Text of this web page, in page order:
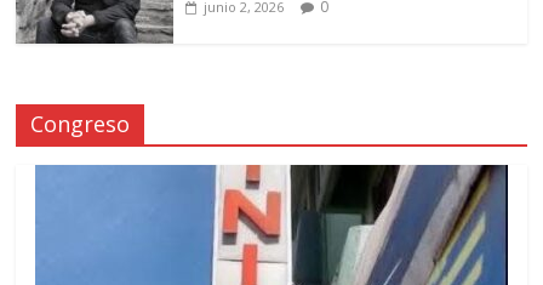
junio 2, 2026 0
Congreso